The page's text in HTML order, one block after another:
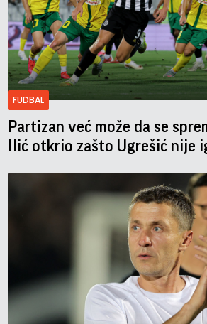
FUDBAL
Partizan već može da se
Ilić otkrio zašto Ugrešić nije